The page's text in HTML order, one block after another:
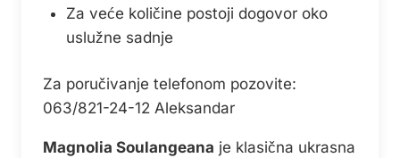
Za veće količine postoji dogovor oko
uslužne sadnje
Za poručivanje telefonom pozovite:
063/821-24-12 Aleksandar
Magnolia Soulangeana je klasična ukrasna